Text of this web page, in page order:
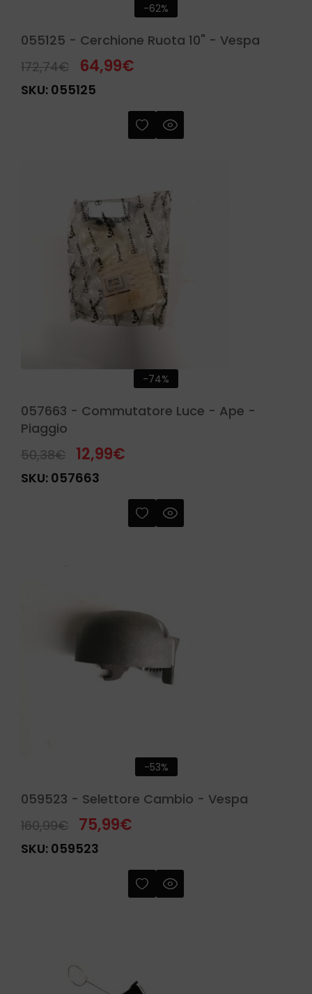
-62%
055125 - Cerchione Ruota 10" - Vespa
172,74€ 64,99€
SKU: 055125
-74%
057663 - Commutatore Luce - Ape -
Piaggio
50,38€ 12,99€
SKU: 057663
-53%
059523 - Selettore Cambio - Vespa
160,99€ 75,99€
SKU: 059523